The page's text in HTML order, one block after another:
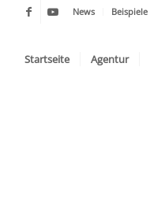
News Beispiele
Startseite Agentur